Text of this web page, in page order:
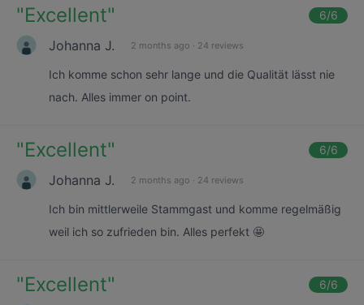
"Excellent" 6/6
Johanna J. 2 months ago · 24 reviews
Ich komme schon sehr lange und die Qualität lässt nie
nach. Alles immer on point.
"Excellent" 6/6
Johanna J. 2 months ago · 24 reviews
Ich bin mittlerweile Stammgast und komme regelmäßig
weil ich so zufrieden bin. Alles perfekt 🤩
"Excellent" 6/6